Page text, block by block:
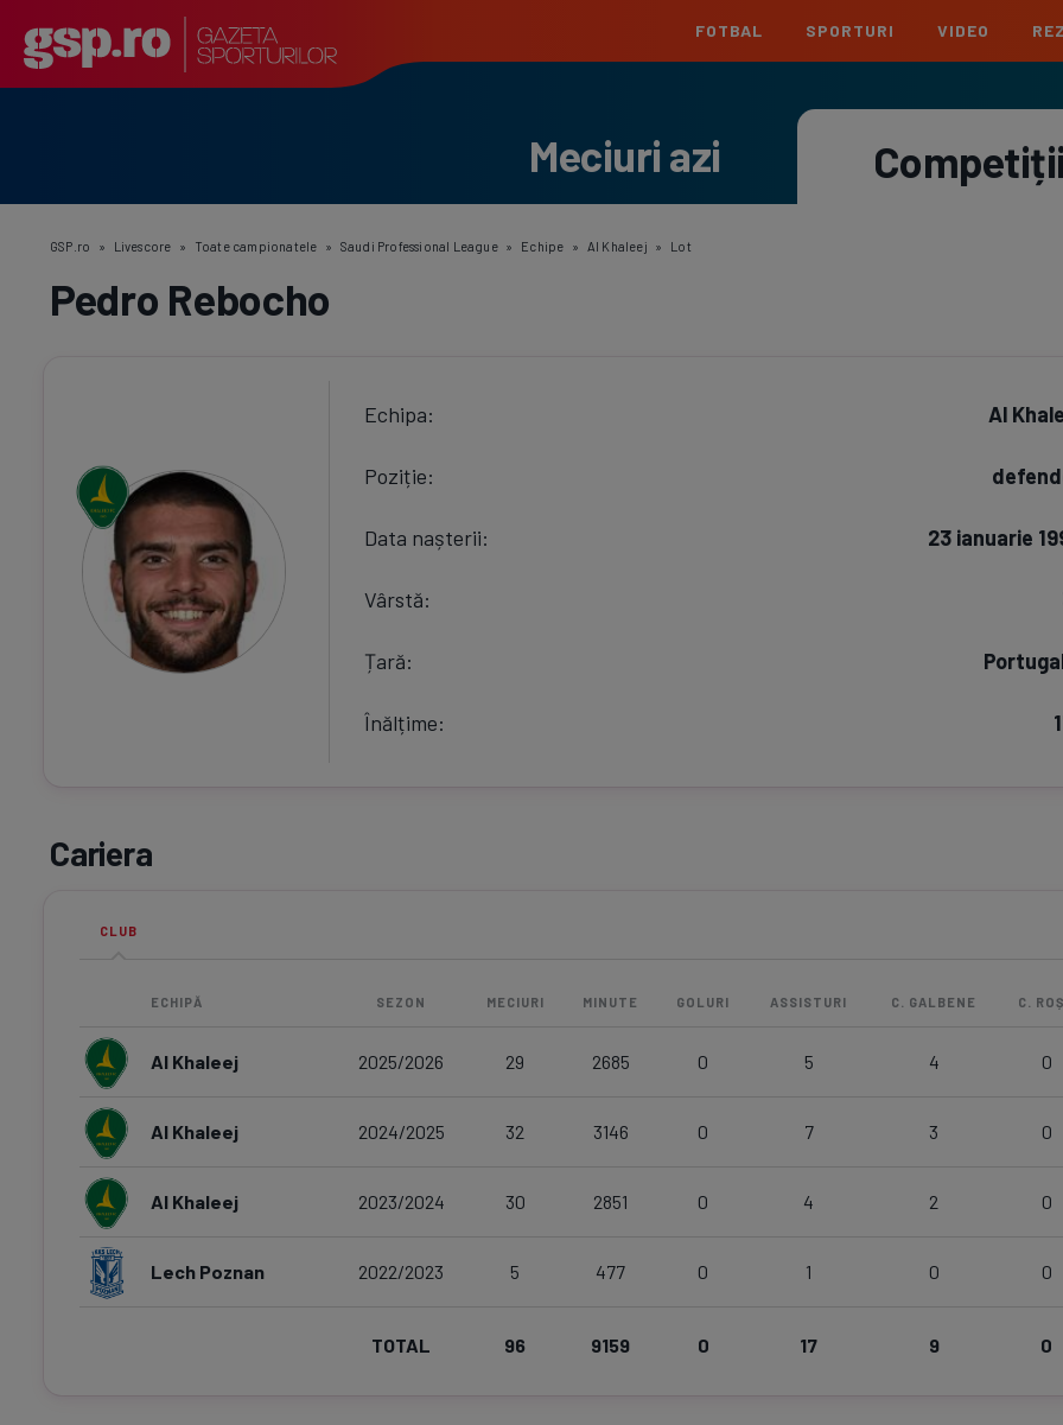
FOTBAL
Clasament
Liga 2
Echipe
Pariuri
SPORTURI VIDEO
Meciuri azi Competiții
GSP.ro » Livescore » Toate campionatele » Saudi Professional League » Echipe » Al Khaleej » Lot
Pedro Rebocho
Echipa Al
Poziție
Data nașterii 23 ianuarie
Vârstă
Țară
Înălțime
Cariera
CLUB
ECHIPĂ SEZON MECIURI MINUTE GOLURI ASSISTURI C. GALBENE C.
Al Khaleej 2025/2026 29 2685 0 5 4 0
Al Khaleej 2024/2025 32 3146 0 7 3 0
Al Khaleej 2023/2024 30 2851 0 4 2 0
Lech Poznan 2022/2023 5 477 0 1 0 0
TOTAL 96 9159 0 17 9 0